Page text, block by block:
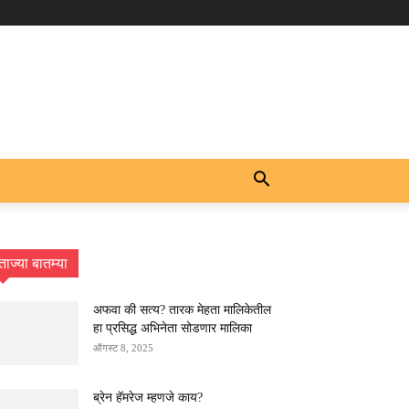
बातम्या
अफवा की सत्य? तारक मेहता मालिकेतील
हा प्रसिद्ध अभिनेता सोडणार मालिका
ऑगस्ट 8, 2025
ब्रेन हॅमरेज म्हणजे काय?